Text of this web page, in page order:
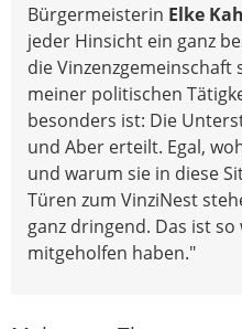
Bürgermeisterin Elke
jeder Hinsicht ein ganz
die Vinzenzgemeinschaft
meiner politischen
besonders ist: Die
und Aber erteilt. Egal,
und warum sie in diese
Türen zum VinziNest
ganz dringend. Das ist
mitgeholfen haben."